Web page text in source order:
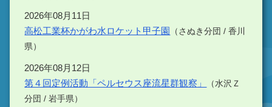
2026年08月11日
高松工業杯かがわ水ロケット甲子園 （さぬき分団 / 香川
県）
2026年08月12日
第４回定例活動「ペルセウス座流星群観察」
（水沢Ｚ
分団 / 岩手県）